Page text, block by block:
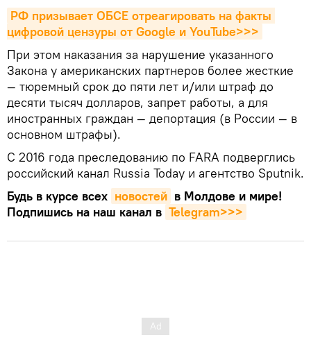
РФ призывает ОБСЕ отреагировать на факты
цифровой цензуры от Google и YouTube>>>
При этом наказания за нарушение указанного
Закона у американских партнеров более жесткие
— тюремный срок до пяти лет и/или штраф до
десяти тысяч долларов, запрет работы, а для
иностранных граждан — депортация (в России — в
основном штрафы).
С 2016 года преследованию по FARA подверглись
российский канал Russia Today и агентство Sputnik.
Будь в курсе всех новостей в Молдове и мире!
Подпишись на наш канал в Telegram>>>